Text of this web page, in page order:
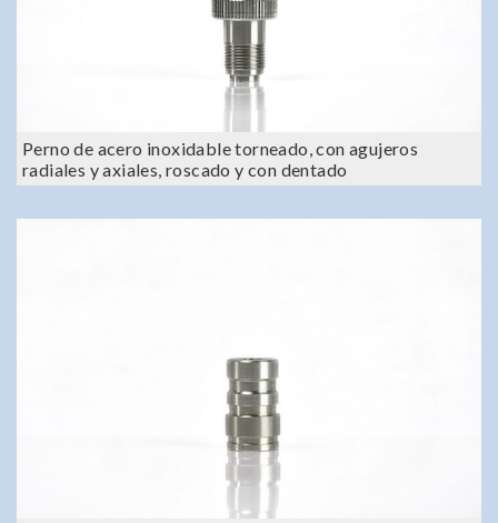
Perno de acero inoxidable torneado, con agujeros
radiales y axiales, roscado y con dentado